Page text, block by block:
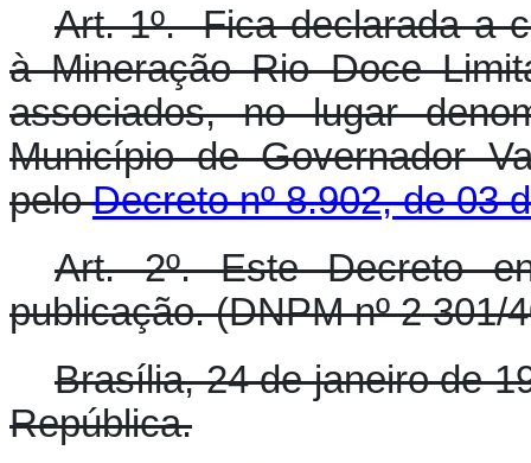
Art. 1º. Fica declarada a
à Mineração Rio Doce
associados, no lugar
Município de Governador
peloDecreto nº 8.902, de 03
Art. 2º. Este Decreto
publicação. (DNPM nº 2 301/
Brasília, 24 de janeiro de
República.